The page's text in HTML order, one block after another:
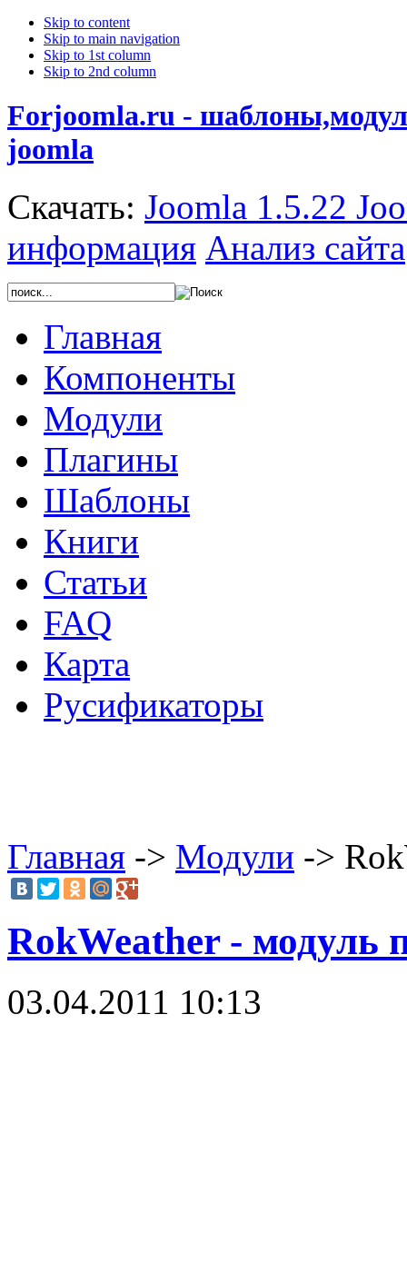
Skip to content
Skip to main navigation
Skip to 1st column
Skip to 2nd column
Forjoomla.ru -
joomla
Скачать: Joomla 1.5.22
информация Анализ сайта
Главная
Компоненты
Модули
Плагины
Шаблоны
Книги
Статьи
FAQ
Карта
Русификаторы
Главная -> Модули ->
RokWeather - модуль
03.04.2011 10:13